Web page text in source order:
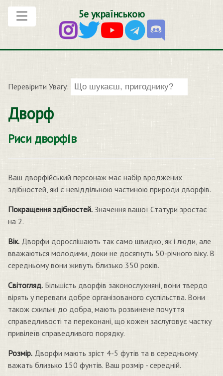
5е українською
Перевірити Увагу:
Дворф
Риси дворфів
Ваш дворфійський персонаж має набір вроджених
здібностей, які є невіддільною частиною природи дворфів.
Покращення здібностей. Значення вашої Статури зростає
на 2.
Вік. Дворфи дорослішають так само швидко, як і люди, але
вважаються молодими, доки не досягнуть 50-річного віку. В
середньому вони живуть близько 350 років.
Світогляд. Більшість дворфів законослухняні, вони твердо
вірять у переваги добре організованого суспільства. Вони
також схильні до добра, мають розвинене почуття
справедливості та переконані, що кожен заслуговує частку
привілеїв справедливого порядку.
Розмір. Дворфи мають зріст 4-5 футів та в середньому
важать близько 150 фунтів. Ваш розмір - середній.